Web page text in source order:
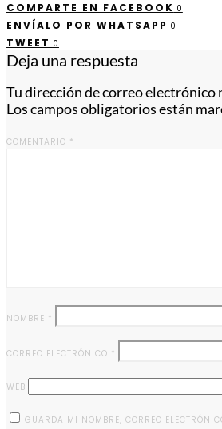
COMPARTE EN FACEBOOK 0
ENVÍALO POR WHATSAPP 0
TWEET 0
Deja una respuesta
Tu dirección de correo electrónico
Los campos obligatorios están
COMENTARIO *
NOMBRE *
CORREO ELECTRÓNICO *
WEB
GUARDA MI NOMBRE, CORREO